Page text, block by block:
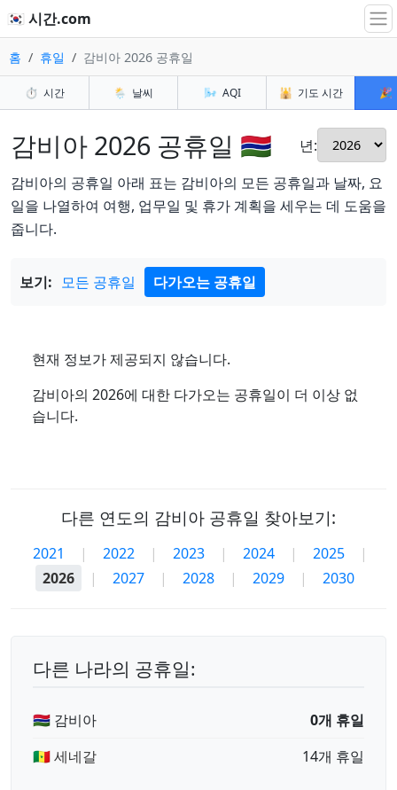
🇰🇷 시간.com
홈 휴일 감비아 2026 공휴일
⏱️ 시간 🌦️ 날씨 🌬️ AQI 🕌 기도 시간 🎉
감비아 2026 공휴일 🇬🇲
년:
감비아의 공휴일 아래 표는 감비아의 모든 공휴일과 날짜, 요
일을 나열하여 여행, 업무일 및 휴가 계획을 세우는 데 도움을
줍니다.
보기: 모든 공휴일 다가오는 공휴일
현재 정보가 제공되지 않습니다.
감비아의 2026에 대한 다가오는 공휴일이 더 이상 없
습니다.
다른 연도의 감비아 공휴일 찾아보기:
2021 | 2022 | 2023 | 2024 | 2025
|
2026
| 2027 | 2028 | 2029 | 2030
다른 나라의 공휴일:
🇬🇲 감비아
0개 휴일
🇸🇳 세네갈
14개 휴일